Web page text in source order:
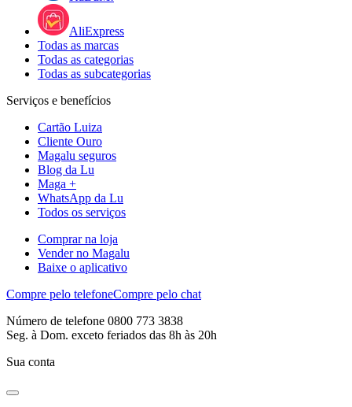
AliExpress
Todas as marcas
Todas as categorias
Todas as subcategorias
Serviços e benefícios
Cartão Luiza
Cliente Ouro
Magalu seguros
Blog da Lu
Maga +
WhatsApp da Lu
Todos os serviços
Comprar na loja
Vender no Magalu
Baixe o aplicativo
Compre pelo telefoneCompre pelo chat
Número de telefone 0800 773 3838
Seg. à Dom. exceto feriados das 8h às 20h
Sua conta